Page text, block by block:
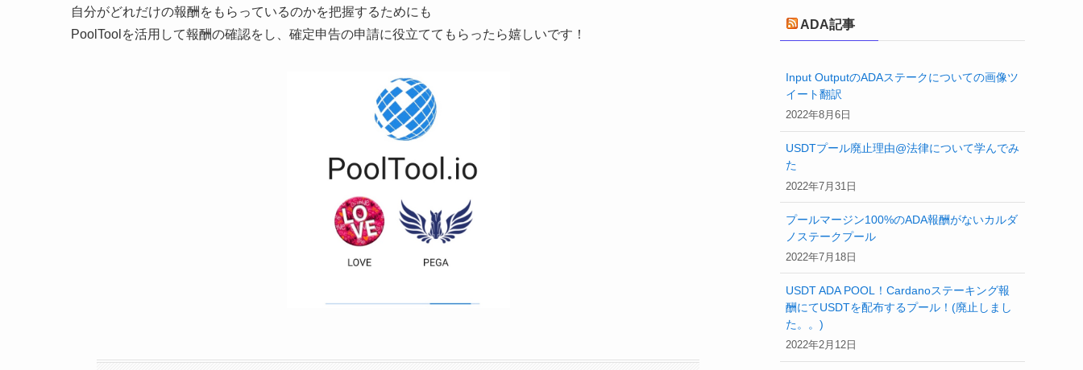
自分がどれだけの報酬をもらっているのかを把握するためにも
PoolToolを活用して報酬の確認をし、確定申告の申請に役立ててもらったら嬉しいです！
ADA記事
Input OutputのADAステークについての画像ツ
イート翻訳
2022年8月6日
USDTプール廃止理由@法律について学んでみ
た
2022年7月31日
プールマージン100%のADA報酬がないカルダ
ノステークプール
2022年7月18日
USDT ADA POOL！Cardanoステーキング報
酬にてUSDTを配布するプール！(廃止しまし
た。。)
2022年2月12日